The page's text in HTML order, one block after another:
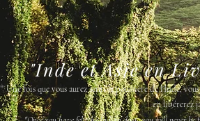
"Une fois que vous aurez senti la poussière de l'Inde,
en libérerez
"Inde et Asie en